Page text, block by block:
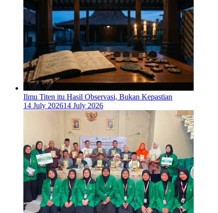
Ilmu Titen itu Hasil Observasi, Bukan Kepastian
14 July 202614 July 2026